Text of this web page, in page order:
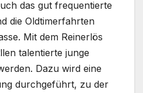
das gut frequentierte
die Oldtimerfahrten
Mit dem Reinerlös
talentierte junge
Dazu wird eine
durchgeführt, zu der